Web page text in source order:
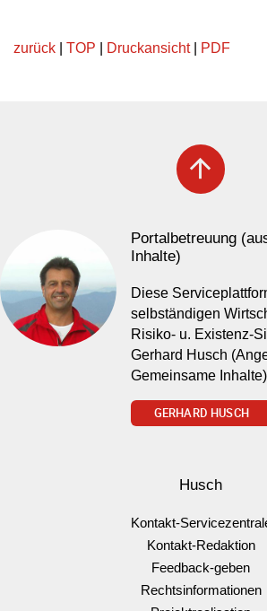
zurück TOP Druckansicht| PDF
arrow_upward
Portalbetreuung
Inhalte)
Diese
selbständigen
Risiko- u. Existenz-
Gerhard Husch
Gemeinsame Inhalte)
GERHARD HUSCH
Husch
Kontakt-
Kontakt-Redaktion
Feedback-geben
Rechtsinformationen